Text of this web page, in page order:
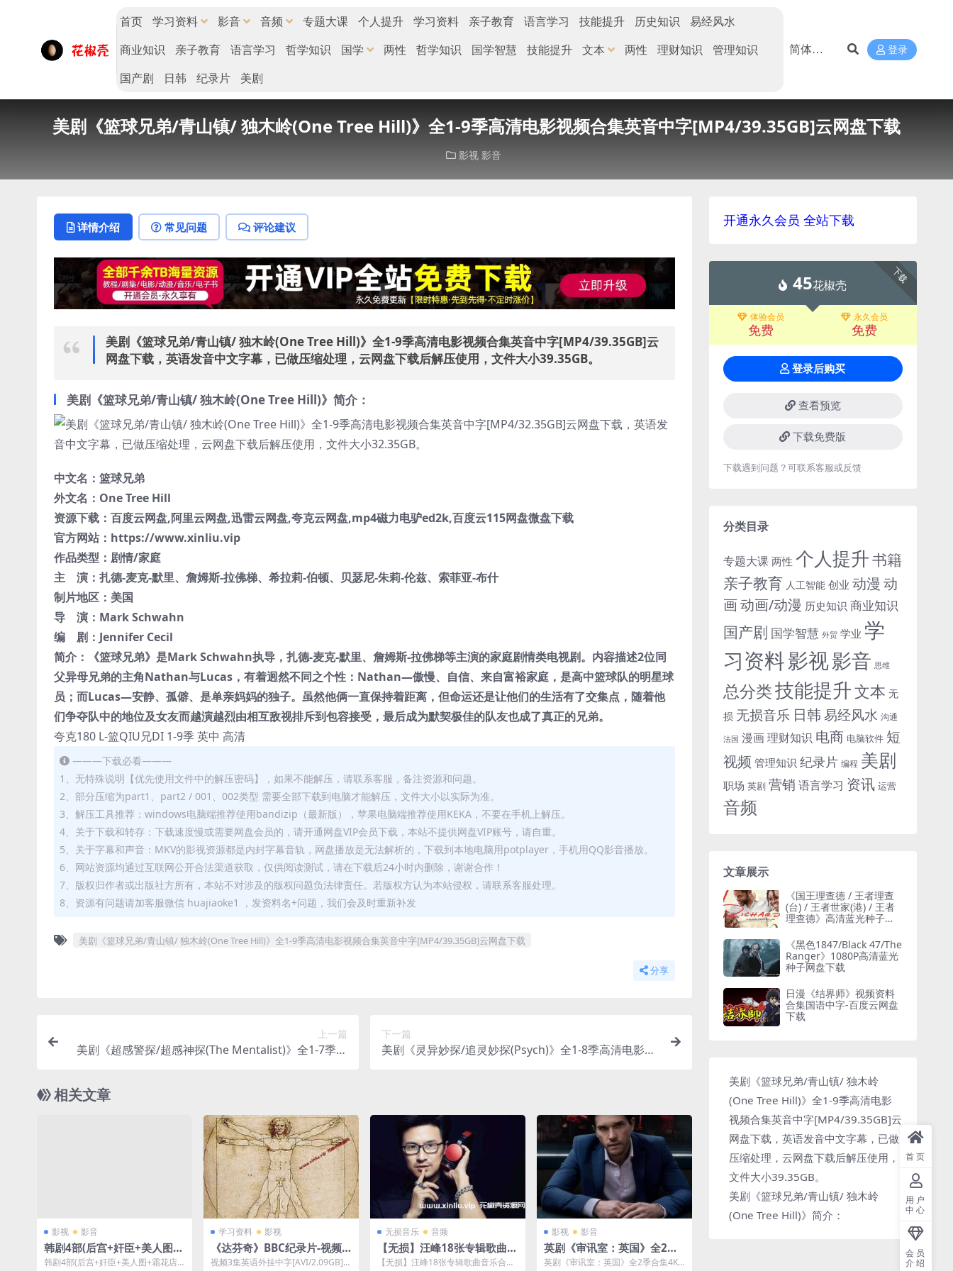
首页 学习资料 影音 音频 专题大课 个人提升 学习资料 亲子教育 语言学习 技能提升 历史知识
易经风水
商业知识
亲子教育 语言学习 哲学知识 国学 两性 哲学知识 国学智慧 技能提升 文本 两性 理财知识
管理知识
国产剧
日韩 纪录片 美剧
登录
美剧《篮球兄弟/青山镇/ 独木岭(One Tree Hill)》全1-9季高清电影视频合集英音中字[MP4/39.35GB]云网盘下载
影视 影音
详情介绍 常见问题 评论建议
美剧《篮球兄弟/青山镇/ 独木岭(One Tree Hill)》全1-9季高清电影视频合集英音中字[MP4/39.35GB]云
网盘下载，英语发音中文字幕，已做压缩处理，云网盘下载后解压使用，文件大小39.35GB。
美剧《篮球兄弟/青山镇/ 独木岭(One Tree Hill)》简介：
中文名： 篮球兄弟
外文名： One Tree Hill
资源下载：百度云网盘,阿里云网盘,迅雷云网盘,夸克云网盘,mp4磁力电驴ed2k,百度云115网盘微盘下载
官方网站：https://www.xinliu.vip
作品类型： 剧情/家庭
主 演： 扎德-麦克-默里、 詹姆斯-拉佛梯、 希拉莉-伯顿、 贝瑟尼-朱莉-伦兹、 索菲亚-布什
制片地区： 美国
导 演： Mark Schwahn
编 剧： Jennifer Cecil
简介：《篮球兄弟》是Mark Schwahn执导，扎德-麦克-默里、詹姆斯-拉佛梯等主演的家庭剧情类电视剧。内容描述2位同
父异母兄弟的主角Nathan与Lucas，有着迥然不同之个性：Nathan—傲慢、自信、来自富裕家庭，是高中篮球队的明星球
员；而Lucas—安静、孤僻、是单亲妈妈的独子。虽然他俩一直保持着距离，但命运还是让他们的生活有了交集点，随着他
们争夺队中的地位及女友而越演越烈由相互敌视排斥到包容接受，最后成为默契极佳的队友也成了真正的兄弟。
夸克180 L-篮QIU兄DI 1-9季 英中 高清
———下载必看———
1、无特殊说明【优先使用文件中的解压密码】，如果不能解压，请联系客服，备注资源和问题。
2、部分压缩为part1、part2 / 001、002类型 需要全部下载到电脑才能解压，文件大小以实际为准。
3、解压工具推荐：windows电脑端推荐使用bandizip（最新版），苹果电脑端推荐使用KEKA，不要在手机上解压。
4、关于下载和转存：下载速度慢或需要网盘会员的，请开通网盘VIP会员下载，本站不提供网盘VIP账号，请自重。
5、关于字幕和声音：MKV的影视资源都是内封字幕音轨，网盘播放是无法解析的，下载到本地电脑用potplayer，手机用QQ影音播放。
6、网站资源均通过互联网公开合法渠道获取，仅供阅读测试，请在下载后24小时内删除，谢谢合作！
7、版权归作者或出版社方所有，本站不对涉及的版权问题负法律责任。若版权方认为本站侵权，请联系客服处理。
8、资源有问题请加客服微信 huajiaoke1 ，发资料名+问题，我们会及时重新补发
美剧《篮球兄弟/青山镇/ 独木岭(One Tree Hill)》全1-9季高清电影视频合集英音中字[MP4/39.35GB]云网盘下载
分享
上一篇
美剧《超感警探/超感神探(The Mentalist)》全1-7季高
下一篇
美剧《灵异妙探/追灵妙探(Psych)》全1-8季高清电影视
相关文章
影视 影音
韩剧4部(后宫+奸臣+美人图
+霜花店)合集[MKV/MP4/9.8
韩剧4部(后宫+奸臣+美人图+霜花店)
学习资料 影视
《达芬奇》BBC纪录片-视频3
集英语外挂中字[AVI/2.09GB]
视频3集英语外挂中字[AVI/2.09GB]百
无损音乐 音频
【无损】汪峰18张专辑歌曲音
乐合集[FLAC/WAV/MP3]-百
【无损】汪峰18张专辑歌曲音乐合集
影视 影音
英剧《审讯室：英国》全2季
合集4K超高清[MP4/31GB]云
英剧《审讯室：英国》全2季合集4K
开通永久会员 全站下载
下载
45花椒壳
体验会员
免费
永久会员
免费
登录后购买
查看预览
下载免费版
下载遇到问题？可联系客服或反馈
分类目录
专题大课 两性 个人提升书籍
亲子教育 人工智能 创业 动漫 动
画动画/动漫 历史知识 商业知识
国产剧 国学智慧 外贸 学业 学
习资料影视影音 思维
总分类技能提升文本 无
损 无损音乐 日韩 易经风水 沟通
法国 漫画理财知识 电商 电脑软件 短
视频 管理知识 纪录片 编程 美剧
职场 英剧 营销 语言学习 资讯 运营
音频
文章展示
《国王理查德 / 王者理查
(台) / 王者世家(港) / 王者
理查德》高清蓝光种子网
《黑色1847/Black 47/The
Ranger》1080P高清蓝光
种子网盘下载
日漫《结界师》视频资料
合集国语中字-百度云网盘
下载
美剧《篮球兄弟/青山镇/ 独木岭
(One Tree Hill)》全1-9季高清电影
视频合集英音中字[MP4/39.35GB]云
网盘下载，英语发音中文字幕，已做
压缩处理，云网盘下载后解压使用，
文件大小39.35GB。
美剧《篮球兄弟/青山镇/ 独木岭
(One Tree Hill)》简介：
首页
用户
中心
会员
介绍